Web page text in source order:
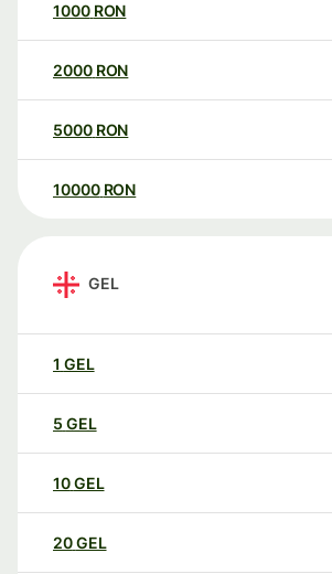
1000 RON
2000 RON
5000 RON
10000 RON
GEL
1 GEL
5 GEL
10GEL
20GEL